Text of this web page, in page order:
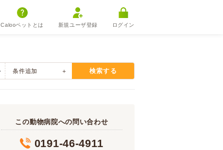
Calooペットとは 新規ユーザ登録 ログイン
条件追加 検索する
この動物病院への問い合わせ
0191-46-4911